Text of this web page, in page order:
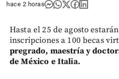
hace 2 horas
Hasta el 25 de agosto
inscripciones a 100 becas
pregrado, maestría y
de México e Italia.